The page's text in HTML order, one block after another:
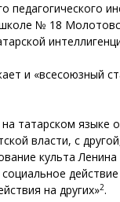
педагогического
№ 18
и «всесоюзный
татарском языке
власти, с
культа
на других»2.